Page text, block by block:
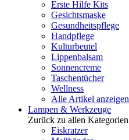
Erste Hilfe Kits
Gesichtsmaske
Gesundheitspflege
Handpflege
Kulturbeutel
Lippenbalsam
Sonnencreme
Taschentücher
Wellness
Alle Artikel anzeigen
Lampen & Werkzeuge
Zurück zu allen Kategorien
Eiskratzer